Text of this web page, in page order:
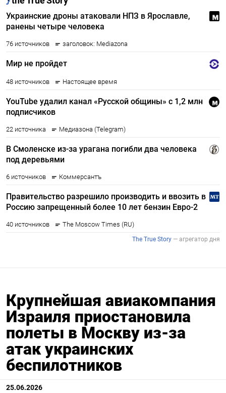
Крупнейшая авиакомпания
Израиля приостановила
полеты в Москву из-за
атак украинских
беспилотников
25.06.2026